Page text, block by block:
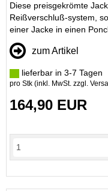
Diese preisgekrömte
Reißverschluß-system,
einer Jacke in einen
zum Artikel
lieferbar in 3-7 Tagen
pro Stk (inkl. MwSt. zzgl.
164,90 EUR